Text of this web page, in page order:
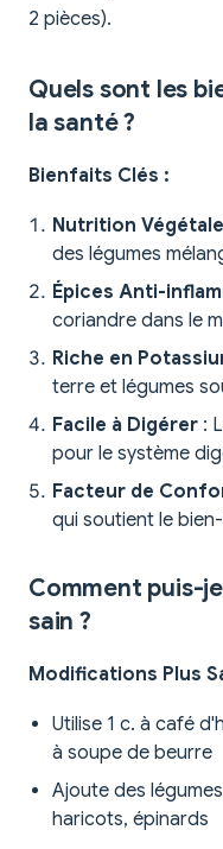
2 pièces).
Quels sont les
la santé ?
Bienfaits Clés :
Nutrition Végétale
des légumes
Épices Anti-
coriandre dans le
Riche en
terre et légumes
Facile à Digérer :
pour le système
Facteur de
qui soutient le
Comment puis-
sain ?
Modifications Plus
Utilise 1 c. à café
à soupe de beurre
Ajoute des
haricots, épinards